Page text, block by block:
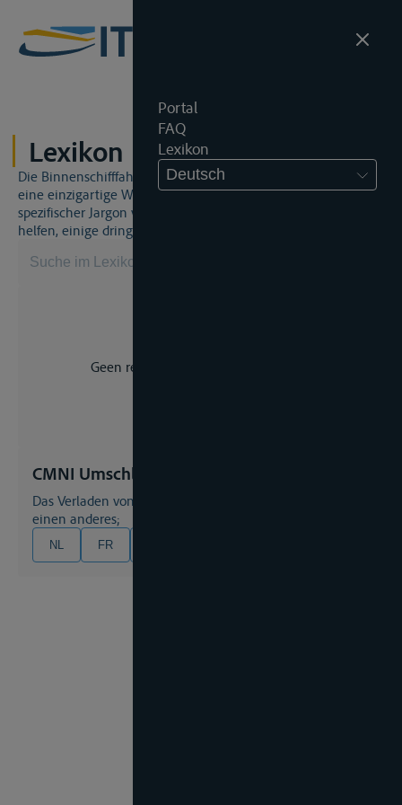
Portal
FAQ
Lexikon
Deutsch
Lexikon
Die Binnenschifffahrt und das Binnenschifffahrtsrecht sind
eine einzigartige Welt. Dies bedeutet, dass häufig ein
spezifischer Jargon verwendet wird. Dieses Lexikon wird Ihnen
helfen, einige dringend benötigte Begriffe zu beherrschen.
Geen resultaat voor uw zoekopdracht.
CMNI Umschlag
das Verladen von Gütern von einem Transportmittel auf
einen anderes;
NL FR